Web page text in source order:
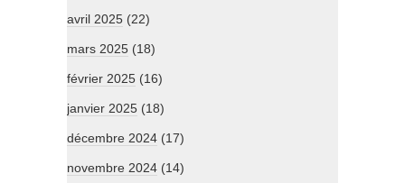
avril 2025 (22)
mars 2025 (18)
février 2025 (16)
janvier 2025 (18)
décembre 2024 (17)
novembre 2024 (14)